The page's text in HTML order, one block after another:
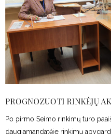
PROGNOZUOTI RINKĖJŲ
Po pirmo Seimo rinkimų turo
daugiamandatėje rinkimų